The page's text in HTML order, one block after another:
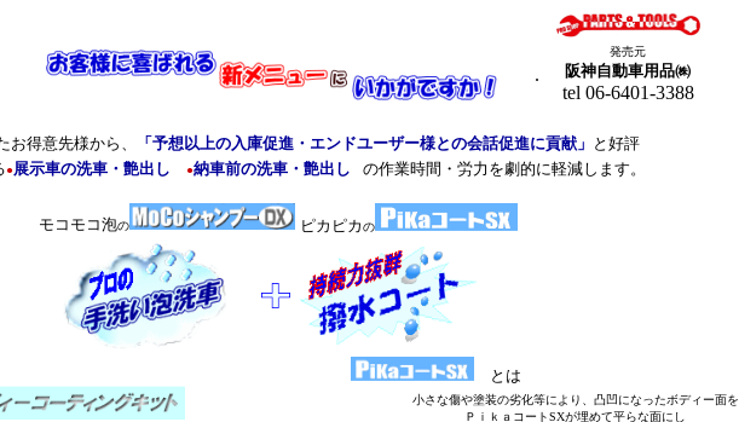
発売元
阪神自動車用品㈱
tel 06-6401-3388
.
お得意先様から、 「予想以上の入庫促進・エンドユーザー様との会話促進に貢献」 と好評
●展示車の洗車・艶出し ●納車前の洗車・艶出し の作業時間・労力を劇的に軽減します。
モコモコ泡の ピカピカの
とは
小さな傷や塗装の劣化等により、凸凹になったボディー面を
ＰｉｋａコートSXが埋めて平らな面にし